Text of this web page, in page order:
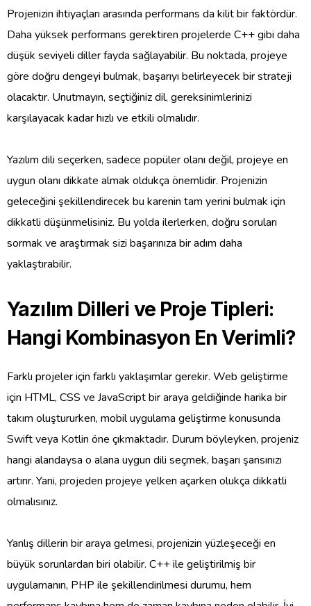
Projenizin ihtiyaçları arasında performans da kilit bir faktördür.
Daha yüksek performans gerektiren projelerde C++ gibi daha
düşük seviyeli diller fayda sağlayabilir. Bu noktada, projeye
göre doğru dengeyi bulmak, başarıyı belirleyecek bir strateji
olacaktır. Unutmayın, seçtiğiniz dil, gereksinimlerinizi
karşılayacak kadar hızlı ve etkili olmalıdır.
Yazılım dili seçerken, sadece popüler olanı değil, projeye en
uygun olanı dikkate almak oldukça önemlidir. Projenizin
geleceğini şekillendirecek bu karenin tam yerini bulmak için
dikkatli düşünmelisiniz. Bu yolda ilerlerken, doğru soruları
sormak ve araştırmak sizi başarınıza bir adım daha
yaklaştırabilir.
Yazılım Dilleri ve Proje Tipleri:
Hangi Kombinasyon En Verimli?
Farklı projeler için farklı yaklaşımlar gerekir. Web geliştirme
için HTML, CSS ve JavaScript bir araya geldiğinde harika bir
takım oluştururken, mobil uygulama geliştirme konusunda
Swift veya Kotlin öne çıkmaktadır. Durum böyleyken, projeniz
hangi alandaysa o alana uygun dili seçmek, başarı şansınızı
artırır. Yani, projeden projeye yelken açarken olukça dikkatli
olmalısınız.
Yanlış dillerin bir araya gelmesi, projenizin yüzleşeceği en
büyük sorunlardan biri olabilir. C++ ile geliştirilmiş bir
uygulamanın, PHP ile şekillendirilmesi durumu, hem